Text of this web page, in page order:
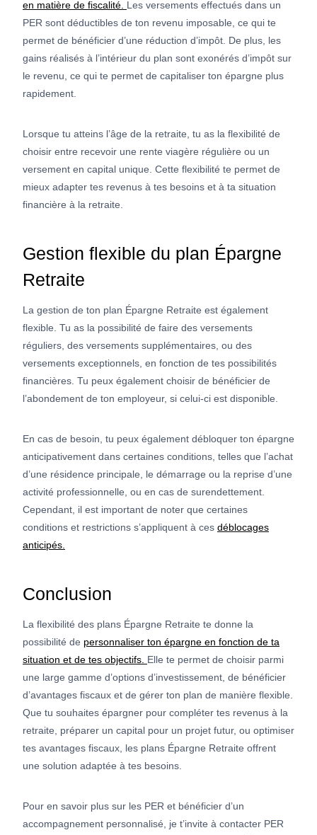
en matière de fiscalité. Les versements effectués dans un
PER sont déductibles de ton revenu imposable, ce qui te
permet de bénéficier d’une réduction d’impôt. De plus, les
gains réalisés à l’intérieur du plan sont exonérés d’impôt sur
le revenu, ce qui te permet de capitaliser ton épargne plus
rapidement.
Lorsque tu atteins l’âge de la retraite, tu as la flexibilité de
choisir entre recevoir une rente viagère régulière ou un
versement en capital unique. Cette flexibilité te permet de
mieux adapter tes revenus à tes besoins et à ta situation
financière à la retraite.
Gestion flexible du plan Épargne
Retraite
La gestion de ton plan Épargne Retraite est également
flexible. Tu as la possibilité de faire des versements
réguliers, des versements supplémentaires, ou des
versements exceptionnels, en fonction de tes possibilités
financières. Tu peux également choisir de bénéficier de
l’abondement de ton employeur, si celui-ci est disponible.
En cas de besoin, tu peux également débloquer ton épargne
anticipativement dans certaines conditions, telles que l’achat
d’une résidence principale, le démarrage ou la reprise d’une
activité professionnelle, ou en cas de surendettement.
Cependant, il est important de noter que certaines
conditions et restrictions s’appliquent à ces déblocages
anticipés.
Conclusion
La flexibilité des plans Épargne Retraite te donne la
possibilité de personnaliser ton épargne en fonction de ta
situation et de tes objectifs. Elle te permet de choisir parmi
une large gamme d’options d’investissement, de bénéficier
d’avantages fiscaux et de gérer ton plan de manière flexible.
Que tu souhaites épargner pour compléter tes revenus à la
retraite, préparer un capital pour un projet futur, ou optimiser
tes avantages fiscaux, les plans Épargne Retraite offrent
une solution adaptée à tes besoins.
Pour en savoir plus sur les PER et bénéficier d’un
accompagnement personnalisé, je t’invite à contacter PER